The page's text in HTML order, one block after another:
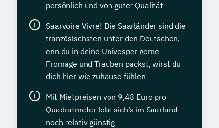
persönlich und von guter Qualität
Saarvoire Vivre! Die Saarländer sind die
französischsten unter den Deutschen,
enn du in deine Univesper gerne
Fromage und Trauben packst, wirst du
dich hier wie zuhause fühlen
Mit Mietpreisen von 9,48 Euro pro
Quadratmeter lebt sich’s im Saarland
noch relativ günstig